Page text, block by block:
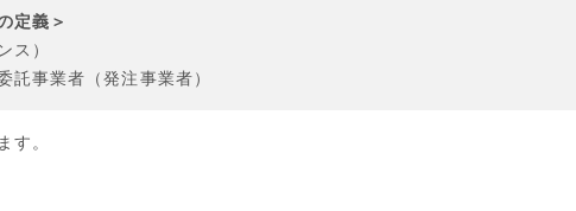
定義＞
ス）
託事業者（発注事業者）
す。